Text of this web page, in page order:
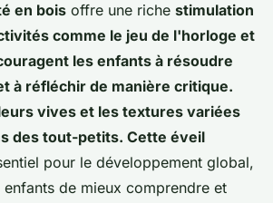
en bois offre une riche stimulation
comme le jeu de l'horloge et
les enfants à résoudre
à réfléchir de manière critique.
vives et les textures variées
des tout-petits. Cette éveil
pour le développement global,
de mieux comprendre et